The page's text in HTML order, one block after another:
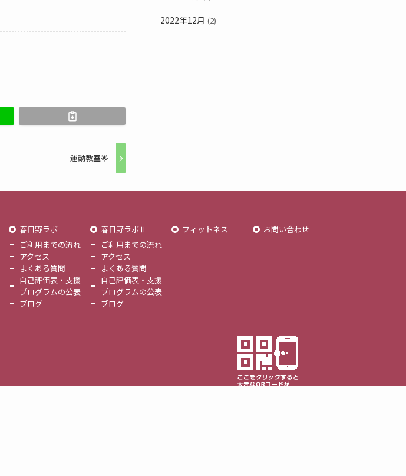
運動教室🌟
2022年12月 (2)
春日野ラボ
ご利用までの流れ
アクセス
よくある質問
自己評価表・支援
プログラムの公表
ブログ
春日野ラボⅡ
ご利用までの流れ
アクセス
よくある質問
自己評価表・支援
プログラムの公表
ブログ
フィットネス お問い合わせ